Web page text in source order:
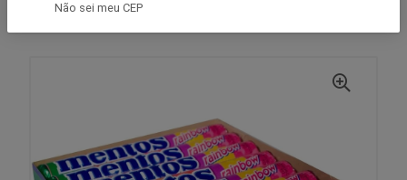
INÍCIO
PERFETTI
Não sei meu CEP